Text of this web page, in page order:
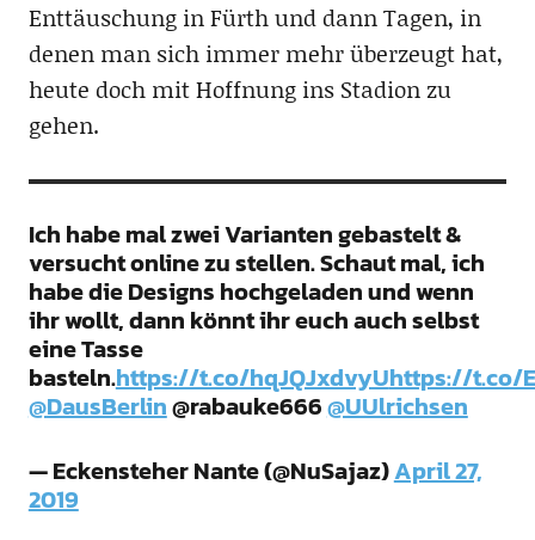
Enttäuschung in Fürth und dann Tagen, in
denen man sich immer mehr überzeugt hat,
heute doch mit Hoffnung ins Stadion zu
gehen.
Ich habe mal zwei Varianten gebastelt &
versucht online zu stellen. Schaut mal, ich
habe die Designs hochgeladen und wenn
ihr wollt, dann könnt ihr euch auch selbst
eine Tasse
basteln.https://t.co/hqJQJxdvyUhttps://t.co/
@DausBerlin@rabauke666@UUlrichsen
— Eckensteher Nante (@NuSajaz)April 27,
2019